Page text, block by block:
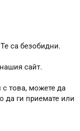
са безобидни.
сайт.
с това, можете да
да ги приемате или